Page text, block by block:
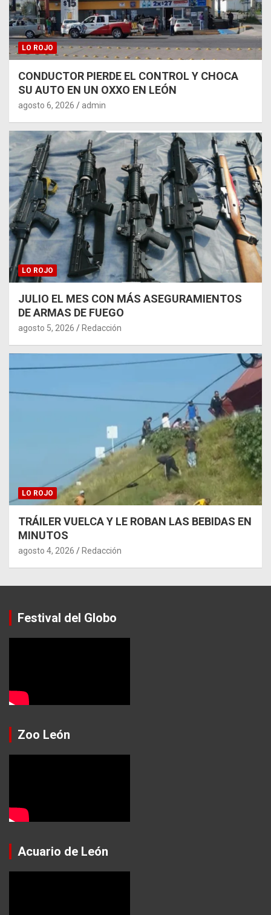
LO ROJO
CONDUCTOR PIERDE EL CONTROL Y CHOCA
SU AUTO EN UN OXXO EN LEÓN
agosto 6, 2026 admin
LO ROJO
JULIO EL MES CON MÁS ASEGURAMIENTOS
DE ARMAS DE FUEGO
agosto 5, 2026 Redacción
LO ROJO
TRÁILER VUELCA Y LE ROBAN LAS BEBIDAS EN
MINUTOS
agosto 4, 2026 Redacción
Festival del Globo
Zoo León
Acuario de León